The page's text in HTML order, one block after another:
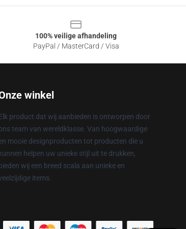
100% veilige afhandeling
PayPal / MasterCard / Visa
winkel
product dat wij aanbieden is ontworpen door
team van wereldklasse. Van hoogwaardige
mooie designproducten tot producten die u
kunnen helpen uw unieke stijl uit te drukken,
bieden wij een breed scala aan unieke en
items.